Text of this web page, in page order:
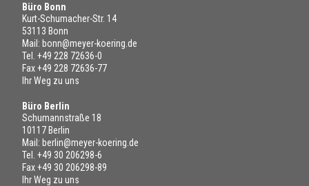
Büro Bonn
Kurt-Schumacher-Str. 14
53113 Bonn
Mail: bonn@meyer-koering.de
Tel. +49 228 72636-0
Fax +49 228 72636-77
Ihr Weg zu uns
Büro Berlin
Schumannstraße 18
10117 Berlin
Mail: berlin@meyer-koering.de
Tel. +49 30 206298-6
Fax +49 30 206298-89
Ihr Weg zu uns